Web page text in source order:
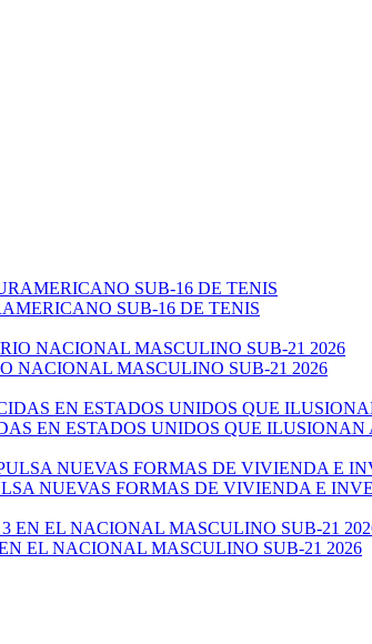
SUB-16 DE TENIS
NACIONAL MASCULINO SUB-21 2026
EN ESTADOS UNIDOS QUE
NUEVAS FORMAS DE VIVIENDA E
EL NACIONAL MASCULINO SUB-21 2026